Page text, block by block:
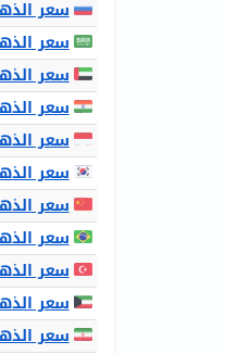
سعر
سعر
سعر
سعر
سعر
سعر
سعر
سعر
سعر
سعر
سعر